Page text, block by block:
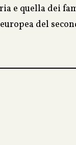
e quella dei
del